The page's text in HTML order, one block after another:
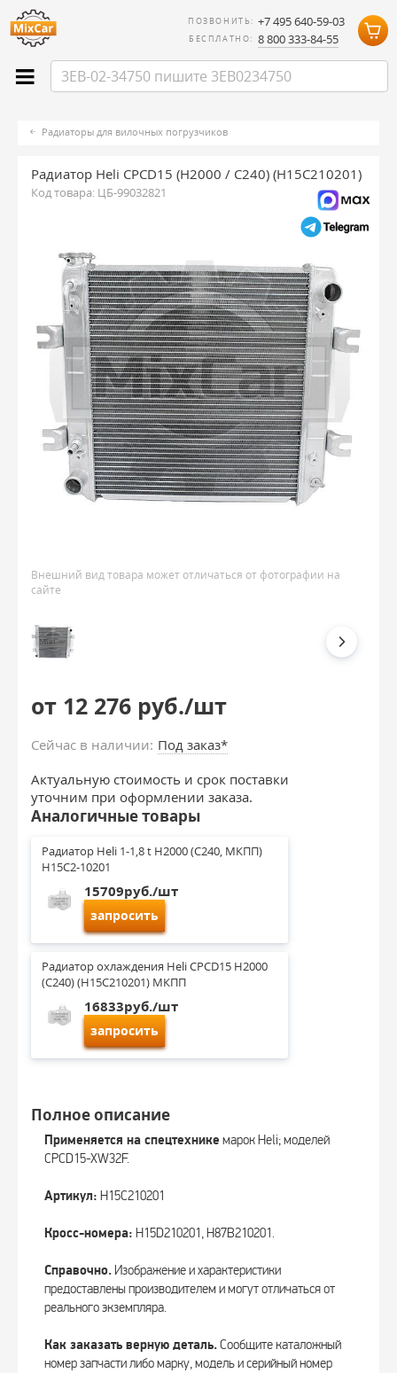
ПОЗВОНИТЬ: +7 495 640-59-03
БЕСПЛАТНО: 8 800 333-84-55
Радиаторы для вилочных погрузчиков
Радиатор Heli CPCD15 (H2000 / C240) (H15C210201)
Код товара: ЦБ-99032821
Внешний вид товара может отличаться от фотографии на
сайте
от 12 276 руб./шт
Сейчас в наличии: Под заказ*
Актуальную стоимость и срок поставки
уточним при оформлении заказа.
Аналогичные товары
Радиатор Heli 1-1,8 t H2000 (C240, МКПП)
H15C2-10201
15709руб./шт
запросить
Радиатор охлаждения Heli CPCD15 H2000
(C240) (H15C210201) МКПП
16833руб./шт
запросить
Полное описание
Применяется на спецтехнике марок Heli; моделей
CPCD15-XW32F.
Артикул: H15C210201
Кросс-номера: H15D210201, H87B210201.
Справочно.Изображение и характеристики
предоставлены производителем и могут отличаться от
реального экземпляра.
Как заказать верную деталь.Сообщите каталожный
номер запчасти либо марку, модель и серийный номер